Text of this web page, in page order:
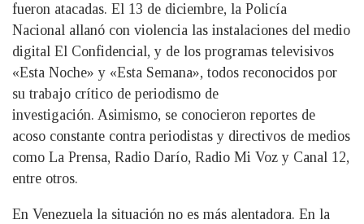
fueron atacadas. El 13 de diciembre, la Policía
Nacional allanó con violencia las instalaciones del medio
digital El Confidencial, y de los programas televisivos
«Esta Noche» y «Esta Semana», todos reconocidos por
su trabajo crítico de periodismo de
investigación. Asimismo, se conocieron reportes de
acoso constante contra periodistas y directivos de medios
como La Prensa, Radio Darío, Radio Mi Voz y Canal 12,
entre otros.
En Venezuela la situación no es más alentadora. En la